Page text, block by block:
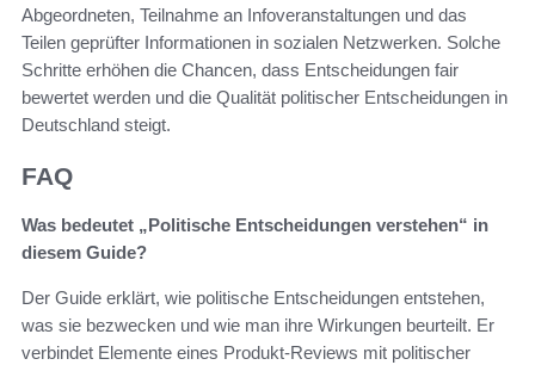
Abgeordneten, Teilnahme an Infoveranstaltungen und das
Teilen geprüfter Informationen in sozialen Netzwerken. Solche
Schritte erhöhen die Chancen, dass Entscheidungen fair
bewertet werden und die Qualität politischer Entscheidungen in
Deutschland steigt.
FAQ
Was bedeutet „Politische Entscheidungen verstehen“ in
diesem Guide?
Der Guide erklärt, wie politische Entscheidungen entstehen,
was sie bezwecken und wie man ihre Wirkungen beurteilt. Er
verbindet Elemente eines Produkt-Reviews mit politischer